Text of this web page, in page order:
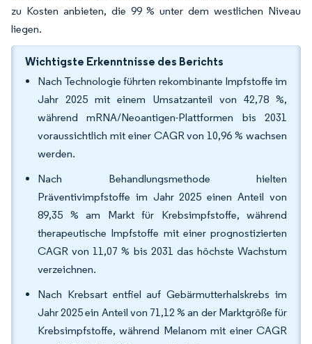
zu Kosten anbieten, die 99 % unter dem westlichen Niveau
liegen.
Wichtigste Erkenntnisse des Berichts
Nach Technologie führten rekombinante Impfstoffe im
Jahr 2025 mit einem Umsatzanteil von 42,78 %,
während mRNA/Neoantigen-Plattformen bis 2031
voraussichtlich mit einer CAGR von 10,96 % wachsen
werden.
Nach Behandlungsmethode hielten
Präventivimpfstoffe im Jahr 2025 einen Anteil von
89,35 % am Markt für Krebsimpfstoffe, während
therapeutische Impfstoffe mit einer prognostizierten
CAGR von 11,07 % bis 2031 das höchste Wachstum
verzeichnen.
Nach Krebsart entfiel auf Gebärmutterhalskrebs im
Jahr 2025 ein Anteil von 71,12 % an der Marktgröße für
Krebsimpfstoffe, während Melanom mit einer CAGR